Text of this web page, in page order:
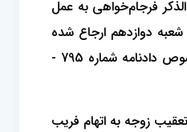
فرجام‌خواهی به عمل
دوازدهم ارجاع شده
است و هیات شعبه پس از قرائت گزارش جناب آقای سیدمهدی اسلامی عضو ممیز محترم و ملاحظه اوراق پرونده بدون تعرض به فقدان نظر قاضی مشاور، در خصوص دادنامه شماره 795 -
زوجه به اتهام فریب